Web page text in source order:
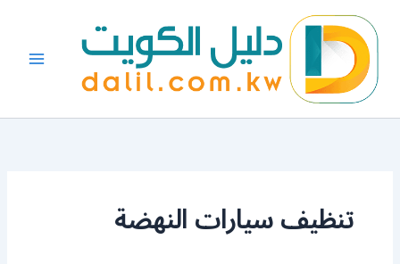
المحتوى
تنظيف سيارات النهضة